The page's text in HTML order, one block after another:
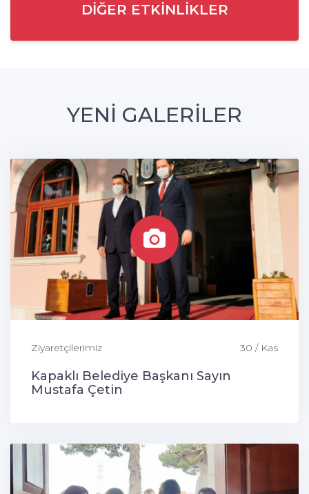
DIĞER ETKINLIKLER
YENİ GALERİLER
Ziyaretçilerimiz 30 / Kas
Kapaklı Belediye Başkanı Sayın
Mustafa Çetin